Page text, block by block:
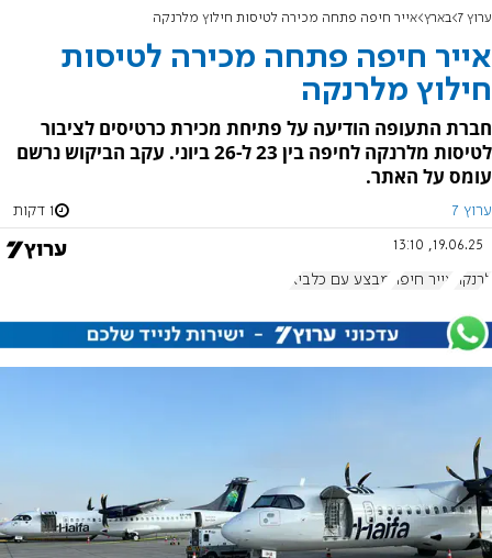
ערוץ 7 בארץ אייר חיפה פתחה מכירה לטיסות חילוץ מלרנקה
אייר חיפה פתחה מכירה לטיסות
חילוץ מלרנקה
חברת התעופה הודיעה על פתיחת מכירת כרטיסים לציבור
לטיסות מלרנקה לחיפה בין 23 ל-26 ביוני. עקב הביקוש נרשם
עומס על האתר.
ערוץ 7 1 דקות
19.06.25, 13:10
לרנקה אייר חיפה מבצע עם כלביא